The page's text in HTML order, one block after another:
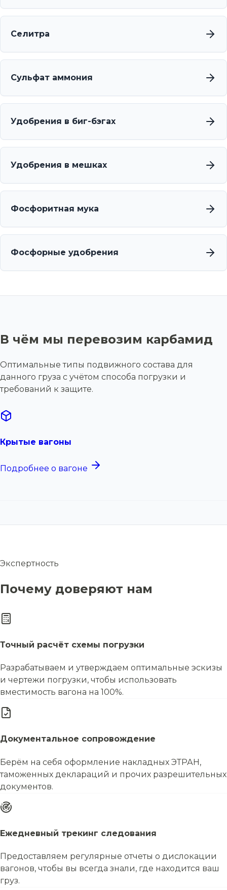
Селитра
Сульфат аммония
Удобрения в биг-бэгах
Удобрения в мешках
Фосфоритная мука
Фосфорные удобрения
В чём мы перевозим карбамид
Оптимальные типы подвижного состава для
данного груза с учётом способа погрузки и
требований к защите.
Крытые вагоны
Подробнее о вагоне
Экспертность
Почему доверяют нам
Точный расчёт схемы погрузки
Разрабатываем и утверждаем оптимальные эскизы
и чертежи погрузки, чтобы использовать
вместимость вагона на 100%.
Документальное сопровождение
Берём на себя оформление накладных ЭТРАН,
таможенных деклараций и прочих разрешительных
документов.
Ежедневный трекинг следования
Предоставляем регулярные отчеты о дислокации
вагонов, чтобы вы всегда знали, где находится ваш
груз.